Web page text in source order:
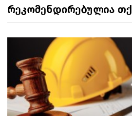
რეკომენდირებულია